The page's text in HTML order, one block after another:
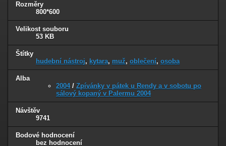
Rozměry
800*600
Velikost souboru
53 KB
Štítky
hudební nástroj, kytara, muž, oblečení, osoba
Alba
2004/ Zpívánky v pátek u Rendy a v sobotu po
sálový kopaný v Palermu 2004
Návštěv
9741
Bodové hodnocení
bez hodnocení